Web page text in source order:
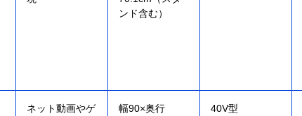
ンド含む）
ネット動画やゲ
幅90×奥行
40V型